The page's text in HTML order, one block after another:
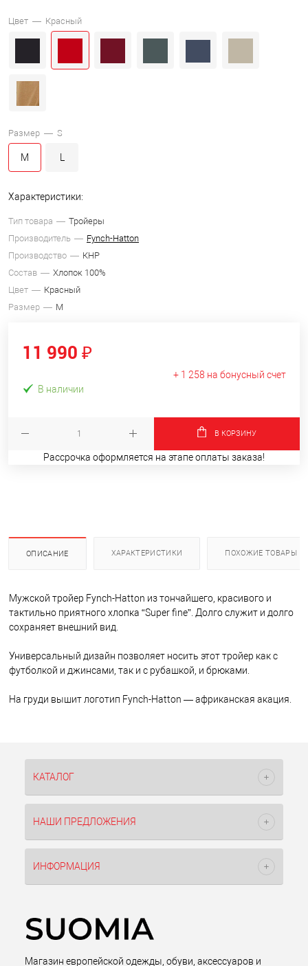
Цвет — Красный
Размер — S
M
Характеристики:
Тип товара
Тройеры
Производитель
Fynch-Hatton
Производство
КНР
Состав
Хлопок 100%
Цвет
Красный
Размер
M
11 990 ₽
+ 1 258 на бонусный счет
В наличии
В КОРЗИНУ
Рассрочка оформляется на этапе оплаты заказа!
ОПИСАНИЕ ХАРАКТЕРИСТИКИ ПОХОЖИЕ ТОВАРЫ
Мужской тройер Fynch-Hatton из тончайшего, красивого и
тактильно приятного хлопка “Super fine”. Долго служит и долго
сохраняет внешний вид.
Универсальный дизайн позволяет носить этот тройер как с
футболкой и джинсами, так и с рубашкой, и брюками.
На груди вышит логотип Fynch-Hatton — африканская акация.
КАТАЛОГ
НАШИ ПРЕДЛОЖЕНИЯ
ИНФОРМАЦИЯ
Магазин европейской одежды, обуви, аксессуаров и